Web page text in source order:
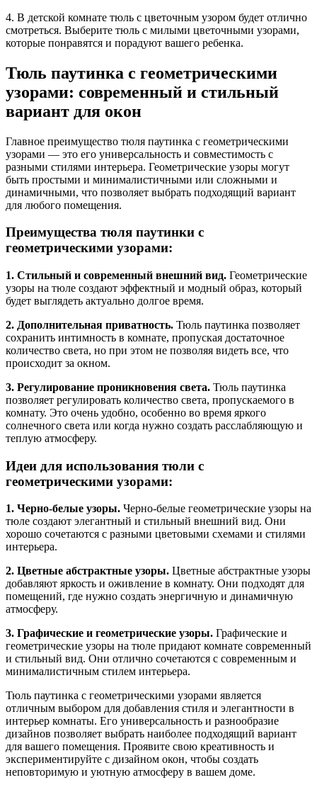
4. В детской комнате тюль с цветочным узором будет отлично
смотреться. Выберите тюль с милыми цветочными узорами,
которые понравятся и порадуют вашего ребенка.
Тюль паутинка с геометрическими
узорами: современный и стильный
вариант для окон
Главное преимущество тюля паутинка с геометрическими
узорами — это его универсальность и совместимость с
разными стилями интерьера. Геометрические узоры могут
быть простыми и минималистичными или сложными и
динамичными, что позволяет выбрать подходящий вариант
для любого помещения.
Преимущества тюля паутинки с
геометрическими узорами:
1. Стильный и современный внешний вид. Геометрические
узоры на тюле создают эффектный и модный образ, который
будет выглядеть актуально долгое время.
2. Дополнительная приватность. Тюль паутинка позволяет
сохранить интимность в комнате, пропуская достаточное
количество света, но при этом не позволяя видеть все, что
происходит за окном.
3. Регулирование проникновения света. Тюль паутинка
позволяет регулировать количество света, пропускаемого в
комнату. Это очень удобно, особенно во время яркого
солнечного света или когда нужно создать расслабляющую и
теплую атмосферу.
Идеи для использования тюли с
геометрическими узорами:
1. Черно-белые узоры. Черно-белые геометрические узоры на
тюле создают элегантный и стильный внешний вид. Они
хорошо сочетаются с разными цветовыми схемами и стилями
интерьера.
2. Цветные абстрактные узоры. Цветные абстрактные узоры
добавляют яркость и оживление в комнату. Они подходят для
помещений, где нужно создать энергичную и динамичную
атмосферу.
3. Графические и геометрические узоры. Графические и
геометрические узоры на тюле придают комнате современный
и стильный вид. Они отлично сочетаются с современным и
минималистичным стилем интерьера.
Тюль паутинка с геометрическими узорами является
отличным выбором для добавления стиля и элегантности в
интерьер комнаты. Его универсальность и разнообразие
дизайнов позволяет выбрать наиболее подходящий вариант
для вашего помещения. Проявите свою креативность и
экспериментируйте с дизайном окон, чтобы создать
неповторимую и уютную атмосферу в вашем доме.